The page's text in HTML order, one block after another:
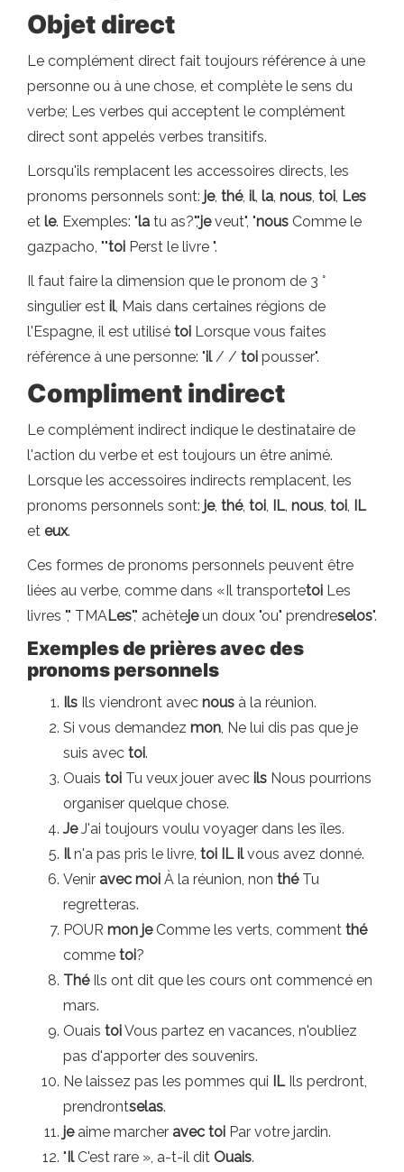
Objet direct
Le complément direct fait toujours référence à une
personne ou à une chose, et complète le sens du
verbe; Les verbes qui acceptent le complément
direct sont appelés verbes transitifs.
Lorsqu'ils remplacent les accessoires directs, les
pronoms personnels sont: je, thé, il, la nous toi Les
et le. Exemples: "la tu as?","jeveut", "nous Comme le
gazpacho, ""toi Perst le livre ".
Il faut faire la dimension que le pronom de 3 °
singulier est il, Mais dans certaines régions de
l'Espagne, il est utilisé toi Lorsque vous faites
référence à une personne: "il/ / toi pousser".
Compliment indirect
Le complément indirect indique le destinataire de
l'action du verbe et est toujours un être animé.
Lorsque les accessoires indirects remplacent, les
pronoms personnels sont: je, thé, toi IL, nous toi IL
et eux.
Ces formes de pronoms personnels peuvent être
liées au verbe, comme dans «Il transportetoi Les
livres "," TMALes"," achètejeun doux "ou" prendreselos".
Exemples de prières avec des
pronoms personnels
Ils Ils viendront avec nous à la réunion.
Si vous demandez mon , Ne lui dis pas que je
suis avec toi.
Ouais toi Tu veux jouer avec ils Nous pourrions
organiser quelque chose.
JeJ'ai toujours voulu voyager dans les îles.
Iln'a pas pris le livre, toi IL ilvous avez donné.
Venir avec moi À la réunion, non théTu
regretteras.
POUR mon jeComme les verts, comment thé
comme toi?
ThéIls ont dit que les cours ont commencé en
mars.
Ouais toiVous partez en vacances, n'oubliez
pas d'apporter des souvenirs.
Ne laissez pas les pommes qui ILIls perdront,
prendrontselas.
jeaime marcher avec toi Par votre jardin.
"IlC'est rare », a-t-il dit Ouais.